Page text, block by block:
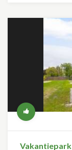
Vakantiepark